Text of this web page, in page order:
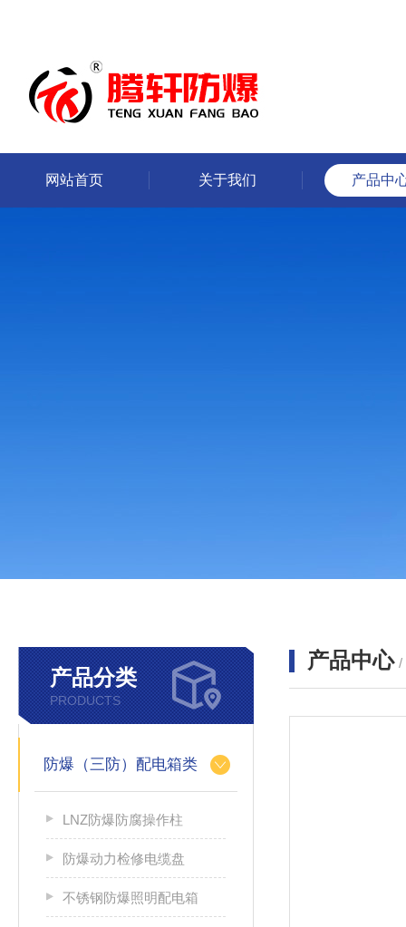
网站首页 关于我们 产品中
产品分类
PRODUCTS
防爆（三防）配电箱类
LNZ防爆防腐操作柱
防爆动力检修电缆盘
不锈钢防爆照明配电箱
产品中心 /